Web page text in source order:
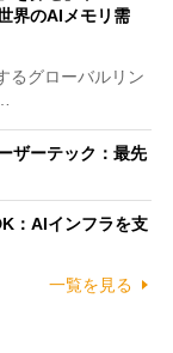
界のAIメモリ需
るグローバルリン
ザーテック：最先
：AIインフラを支
一覧を見る